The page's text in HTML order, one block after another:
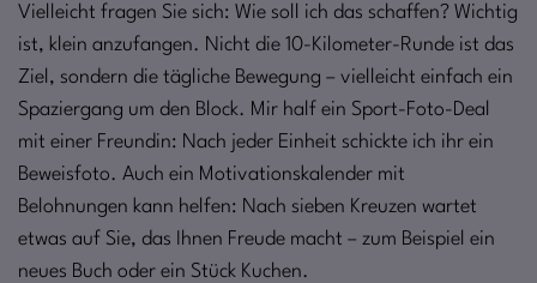
Vielleicht fragen Sie sich: Wie soll ich das schaffen? Wichtig
ist, klein anzufangen. Nicht die 10-Kilometer-Runde ist das
Ziel, sondern die tägliche Bewegung – vielleicht einfach ein
Spaziergang um den Block. Mir half ein Sport-Foto-Deal
mit einer Freundin: Nach jeder Einheit schickte ich ihr ein
Beweisfoto. Auch ein Motivationskalender mit
Belohnungen kann helfen: Nach sieben Kreuzen wartet
etwas auf Sie, das Ihnen Freude macht – zum Beispiel ein
neues Buch oder ein Stück Kuchen.